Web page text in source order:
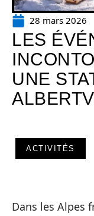
28 mars 2026
LES
UNE
ACTIVITÉS
Dans les Alpes